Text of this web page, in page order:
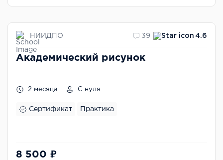
НИИДПО 39 4.6
Академический рисунок
2 месяца С нуля
Сертификат Практика
8 500 ₽